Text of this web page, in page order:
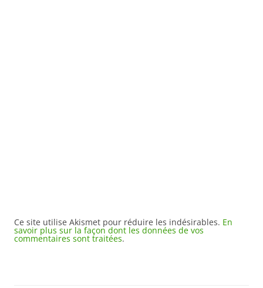
Ce site utilise Akismet pour réduire les indésirables. En
savoir plus sur la façon dont les données de vos
commentaires sont traitées.